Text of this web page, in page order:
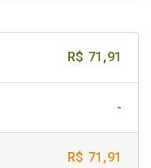
R$ 71,91
-
R$ 71,91